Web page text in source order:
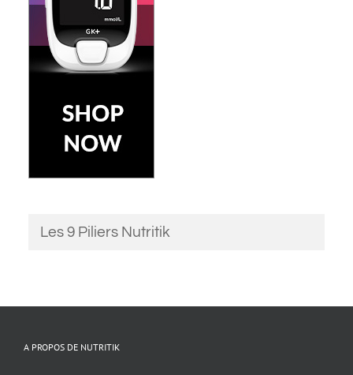
Les 9 Piliers Nutritik
A PROPOS DE NUTRITIK